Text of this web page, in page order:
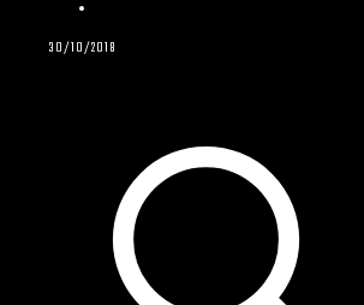
30/10/2018